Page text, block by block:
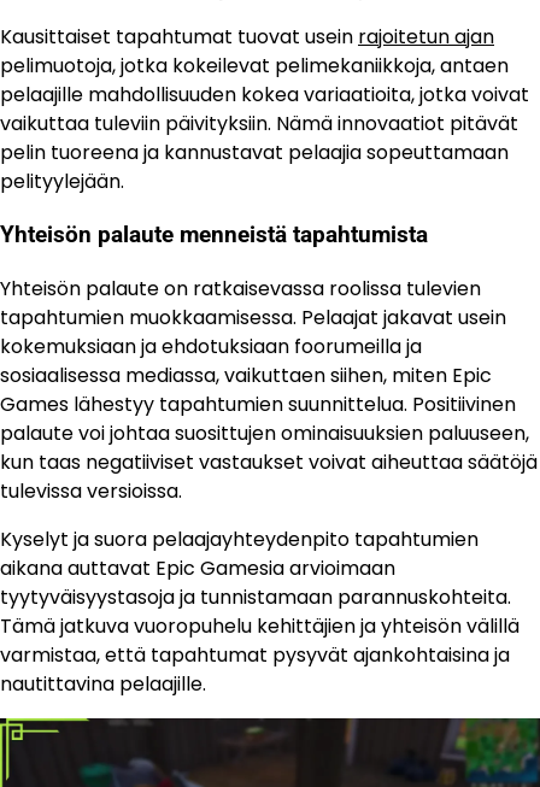
Kausittaiset tapahtumat tuovat usein rajoitetun ajan
pelimuotoja, jotka kokeilevat pelimekaniikkoja, antaen
pelaajille mahdollisuuden kokea variaatioita, jotka voivat
vaikuttaa tuleviin päivityksiin. Nämä innovaatiot pitävät
pelin tuoreena ja kannustavat pelaajia sopeuttamaan
pelityylejään.
Yhteisön palaute menneistä tapahtumista
Yhteisön palaute on ratkaisevassa roolissa tulevien
tapahtumien muokkaamisessa. Pelaajat jakavat usein
kokemuksiaan ja ehdotuksiaan foorumeilla ja
sosiaalisessa mediassa, vaikuttaen siihen, miten Epic
Games lähestyy tapahtumien suunnittelua. Positiivinen
palaute voi johtaa suosittujen ominaisuuksien paluuseen,
kun taas negatiiviset vastaukset voivat aiheuttaa säätöjä
tulevissa versioissa.
Kyselyt ja suora pelaajayhteydenpito tapahtumien
aikana auttavat Epic Gamesia arvioimaan
tyytyväisyystasoja ja tunnistamaan parannuskohteita.
Tämä jatkuva vuoropuhelu kehittäjien ja yhteisön välillä
varmistaa, että tapahtumat pysyvät ajankohtaisina ja
nautittavina pelaajille.